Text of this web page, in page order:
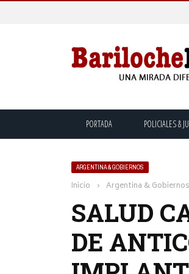
PORTADA POLICIALES &
ARGENTINA & GOBIERNOS
Inicio › Argentina & Gobiernos
SALUD
DE